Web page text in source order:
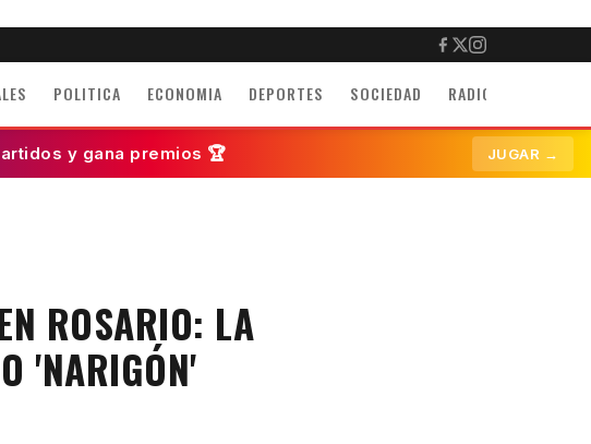
POLITICA ECONOMIA DEPORTES SOCIEDAD RADIO
y gana premios 🏆 JUGAR →
ROSARIO: LA
'NARIGÓN'